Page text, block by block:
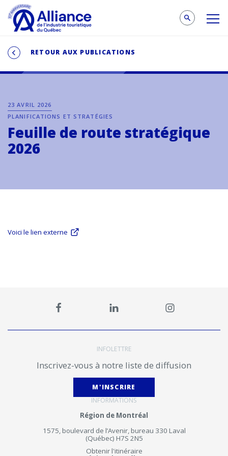
RETOUR AUX PUBLICATIONS
23 AVRIL 2026
PLANIFICATIONS ET STRATÉGIES
Feuille de route stratégique
2026
Voici le lien externe
INFOLETTRE
Inscrivez-vous à notre liste de diffusion
M'INSCRIRE
INFORMATIONS
Région de Montréal
1575, boulevard de l’Avenir, bureau 330 Laval
(Québec) H7S 2N5
Obtenir l'itinéraire